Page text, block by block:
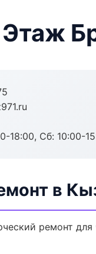
18:00, Сб: 10:00-
в
ремонт